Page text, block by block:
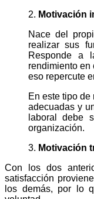
2. Motivación
Nace del
realizar sus
Responde a
rendimiento en
eso repercute
En este tipo
adecuadas y
laboral debe
organización.
3. Motivación
Con los dos
satisfacción
los demás, por lo